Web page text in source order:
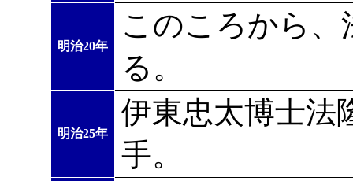
明治20年
このころから、
る。
明治25年
伊東忠太博士法
手。